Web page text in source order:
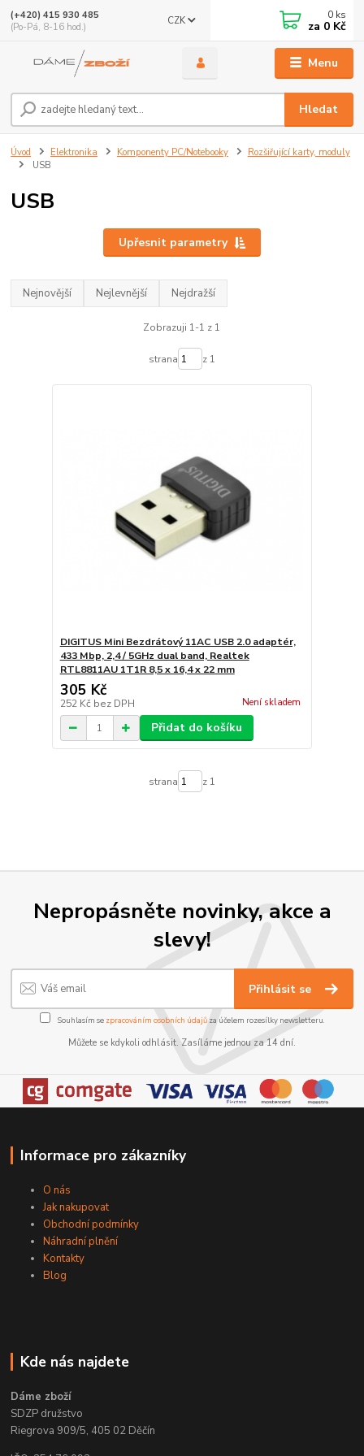
Menu
CZK
Hledat
(+420) 415 930 485
(Po-Pá, 8-16 hod.)
0 ks
za 0 Kč
Úvod Elektronika Komponenty PC/Notebooky
Rozšiřující karty, moduly
USB
USB
Upřesnit parametry
Nejnovější Nejlevnější Nejdražší
Zobrazuji 1-1 z 1
strana z 1
DIGITUS Mini Bezdrátový 11AC USB 2.0 adaptér,
433 Mbp, 2,4 / 5GHz dual band, Realtek
RTL8811AU 1T1R 8,5 x 16,4 x 22 mm
305 Kč
252 Kč bez DPH Není skladem
Přidat do košíku
strana z 1
Nepropásněte novinky, akce a
slevy!
Přihlásit se
Souhlasím se zpracováním osobních údajůza účelem rozesílky newsletteru.
Můžete se kdykoli odhlásit. Zasíláme jednou za 14 dní.
Informace pro zákazníky
O nás
Jak nakupovat
Obchodní podmínky
Náhradní plnění
Kontakty
Blog
Kde nás najdete
Dáme zboží
SDZP družstvo
Riegrova 909/5, 405 02 Děčín